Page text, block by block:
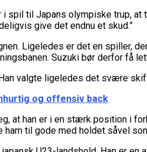
i spil til Japans olympiske
give det endnu et skud.”
Ligeledes er det en spiller,
Suzuki bør derfor få
valgte ligeledes det svære
og offensiv back
at han er i en stærk position i
til gode med holdet såvel